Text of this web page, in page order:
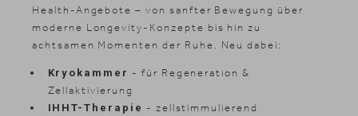
Health-Angebote – von sanfter Bewegung über
moderne Longevity-Konzepte bis hin zu
achtsamen Momenten der Ruhe. Neu dabei:
Kryokammer - für Regeneration &
Zellaktivierung
IHHT-Therapie - zellstimmulierend